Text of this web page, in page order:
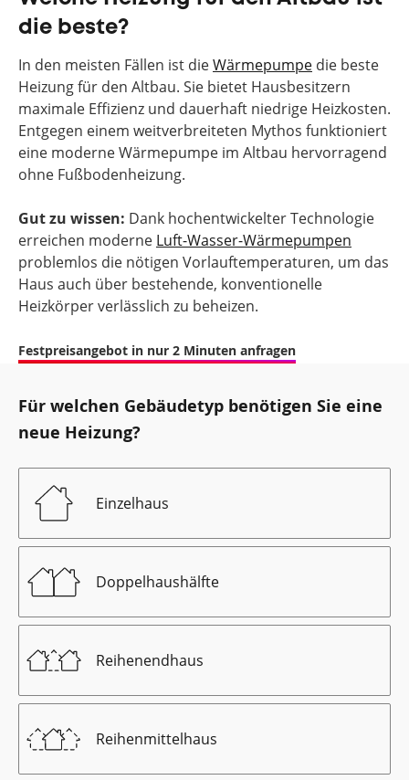
die beste?
In den meisten Fällen ist dieWärmepumpe die beste
Heizung für den Altbau. Sie bietet Hausbesitzern
maximale Effizienz und dauerhaft niedrige Heizkosten.
Entgegen einem weitverbreiteten Mythos funktioniert
eine moderne Wärmepumpe im Altbau hervorragend
ohne Fußbodenheizung.
Gut zu wissen: Dank hochentwickelter Technologie
erreichen moderne Luft-Wasser-Wärmepumpen
problemlos die nötigen Vorlauftemperaturen, um das
Haus auch über bestehende, konventionelle
Heizkörper verlässlich zu beheizen.
Festpreisangebot in nur 2 Minuten anfragen
Für welchen Gebäudetyp benötigen Sie eine
neue Heizung?
Einzelhaus
Doppelhaushälfte
Reihenendhaus
Reihenmittelhaus